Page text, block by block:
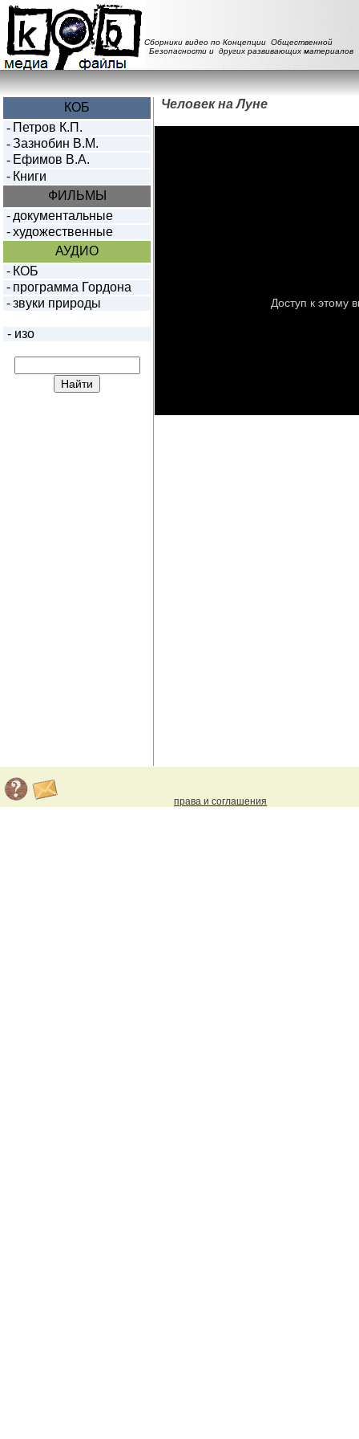
Сборники видео по Концепции Общественной
Безопасности и других развивающих материалов
КОБ
- Петров К.П.
- Зазнобин В.М.
- Ефимов В.А.
- Книги
ФИЛЬМЫ
- документальные
- художественные
АУДИО
- КОБ
- программа Гордона
- звуки природы
- изо
Человек на Луне
права и соглашения